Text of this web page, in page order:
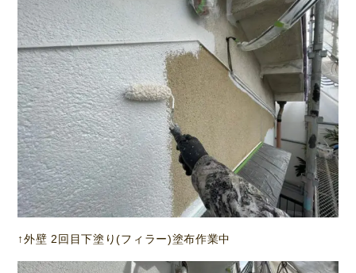
↑外壁 2回目下塗り(フィラー)塗布作業中